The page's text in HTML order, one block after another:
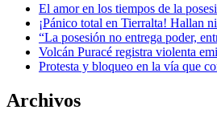
El amor en los tiempos de la
¡Pánico total en Tierralta! Hallan
“La posesión no entrega poder,
Volcán Puracé registra violenta
Protesta y bloqueo en la vía que
Archivos